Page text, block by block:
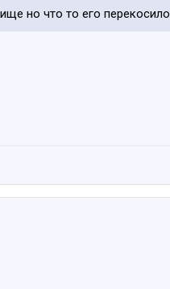
но что то его перекосило